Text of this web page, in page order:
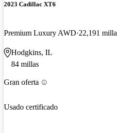
2023 Cadillac XT6
Premium Luxury AWD 22,191
Hodgkins, IL
84 millas
Gran oferta
Usado certificado